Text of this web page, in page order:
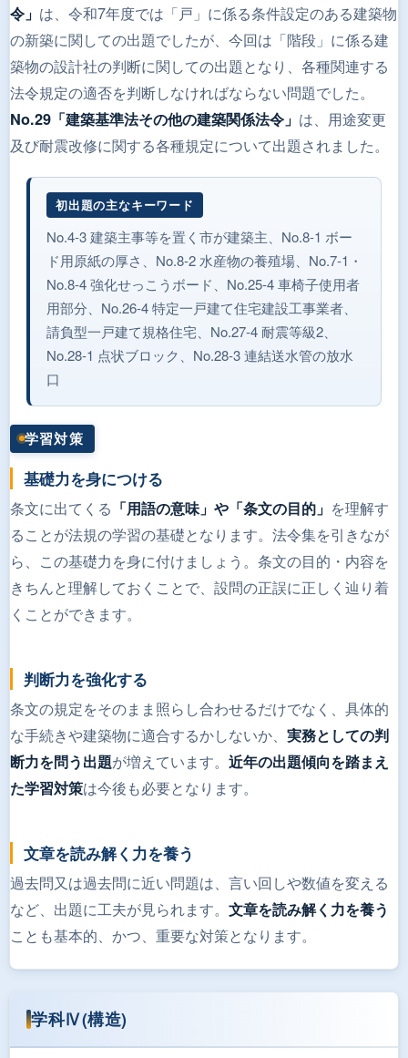
令」 は、令和7年度では「戸」に係る条件設定のある建築物
の新築に関しての出題でしたが、今回は「階段」に係る建
築物の設計社の判断に関しての出題となり、各種関連する
法令規定の適否を判断しなければならない問題でした。
No.29「建築基準法その他の建築関係法令」 は、用途変更
及び耐震改修に関する各種規定について出題されました。
初出題の主なキーワード
No.4-3 建築主事等を置く市が建築主、No.8-1 ボー
ド用原紙の厚さ、No.8-2 水産物の養殖場、No.7-1・
No.8-4 強化せっこうボード、No.25-4 車椅子使用者
用部分、No.26-4 特定一戸建て住宅建設工事業者、
請負型一戸建て規格住宅、No.27-4 耐震等級2、
No.28-1 点状ブロック、No.28-3 連結送水管の放水
口
学習対策
基礎力を身につける
条文に出てくる 「用語の意味」や「条文の目的」 を理解す
ることが法規の学習の基礎となります。法令集を引きなが
ら、この基礎力を身に付けましょう。条文の目的・内容を
きちんと理解しておくことで、設問の正誤に正しく辿り着
くことができます。
判断力を強化する
条文の規定をそのまま照らし合わせるだけでなく、具体的
な手続きや建築物に適合するかしないか、 実務としての判
断力を問う出題が増えています。 近年の出題傾向を踏まえ
た学習対策は今後も必要となります。
文章を読み解く力を養う
過去問又は過去問に近い問題は、言い回しや数値を変える
など、出題に工夫が見られます。 文章を読み解く力を養う
ことも基本的、かつ、重要な対策となります。
学科Ⅳ(構造)